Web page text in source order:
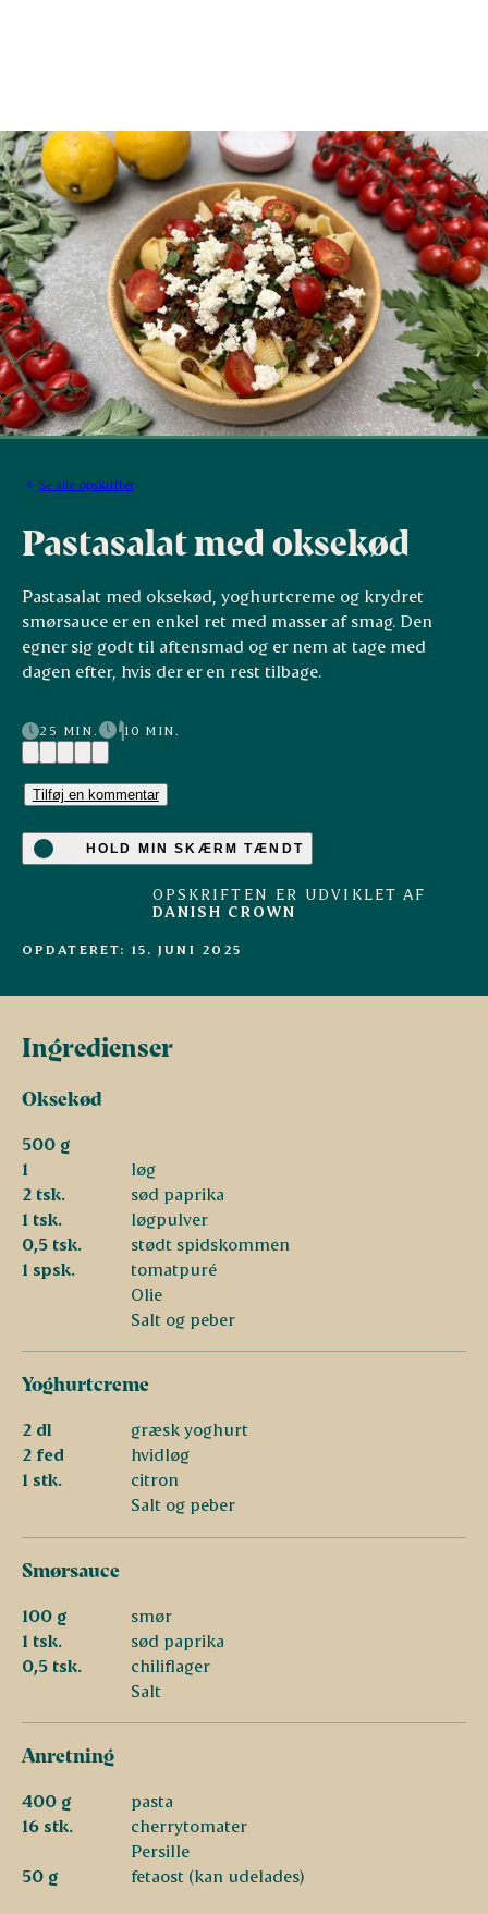
Se alle opskrifter
Pastasalat med oksekød
Pastasalat med oksekød, yoghurtcreme og krydret
smørsauce er en enkel ret med masser af smag. Den
egner sig godt til aftensmad og er nem at tage med
dagen efter, hvis der er en rest tilbage.
25 MIN.
10 MIN.
(1)
Tilføj en kommentar
HOLD MIN SKÆRM TÆNDT
OPSKRIFTEN ER UDVIKLET AF
DANISH CROWN
OPDATERET: 15. JUNI 2025
Ingredienser
Oksekød
500 g
1
løg
2 tsk.
sød paprika
1 tsk.
løgpulver
0,5 tsk.
stødt spidskommen
1 spsk.
tomatpuré
Olie
Salt og peber
Yoghurtcreme
2 dl
græsk yoghurt
2 fed
hvidløg
1 stk.
citron
Salt og peber
Smørsauce
100 g
smør
1 tsk.
sød paprika
0,5 tsk.
chiliflager
Salt
Anretning
400 g
pasta
16 stk.
cherrytomater
Persille
50 g
fetaost (kan udelades)